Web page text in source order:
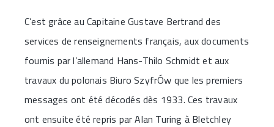
C’est grâce au Capitaine Gustave Bertrand des
services de renseignements français, aux documents
fournis par l’allemand Hans-Thilo Schmidt et aux
travaux du polonais Biuro SzyfrÓw que les premiers
messages ont été décodés dès 1933. Ces travaux
ont ensuite été repris par Alan Turing à Bletchley